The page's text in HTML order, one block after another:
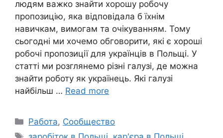
людям важко знайти хорошу робочу
пропозицію, яка відповідала б їхнім
навичкам, вимогам та очікуванням. Тому
сьогодні ми хочемо обговорити, які є хороші
робочі пропозиції для українців в Польщі. У
статті ми розглянемо різні галузі, де можна
знайти роботу як українець. Які галузі
найбільш … Read more
Categories
Работа, Сообщество
Tags